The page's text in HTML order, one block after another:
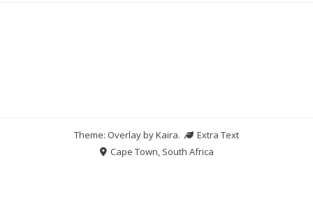
Theme: Overlay byKaira.
Extra Text
Cape Town, South Africa